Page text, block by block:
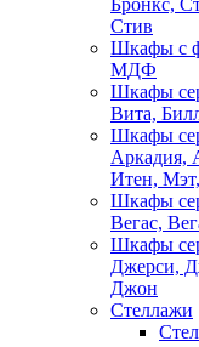
Бронкс,
Стив
Шкафы с
МДФ
Шкафы
Вита,
Шкафы
Аркадия,
Итен,
Шкафы
Вегас,
Шкафы
Джерси,
Джон
Стеллажи